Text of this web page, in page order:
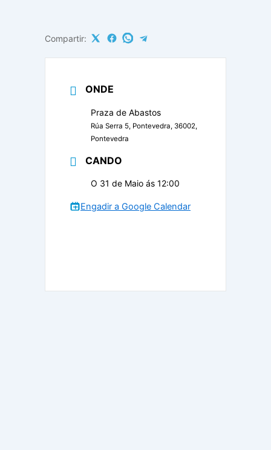
Compartir:
ONDE
Praza de Abastos
Rúa Serra 5, Pontevedra, 36002,
Pontevedra
CANDO
O 31 de Maio ás 12:00
Engadir a Google Calendar